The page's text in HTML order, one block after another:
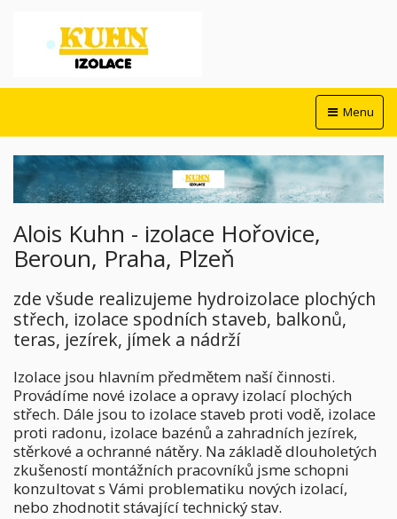
Menu
Alois Kuhn - izolace Hořovice,
Beroun, Praha, Plzeň
zde všude realizujeme hydroizolace plochých
střech, izolace spodních staveb, balkonů,
teras, jezírek, jímek a nádrží
Izolace jsou hlavním předmětem naší činnosti.
Provádíme nové izolace a opravy izolací plochých
střech. Dále jsou to izolace staveb proti vodě, izolace
proti radonu, izolace bazénů a zahradních jezírek,
stěrkové a ochranné nátěry. Na základě dlouholetých
zkušeností montážních pracovníků jsme schopni
konzultovat s Vámi problematiku nových izolací,
nebo zhodnotit stávající technický stav.